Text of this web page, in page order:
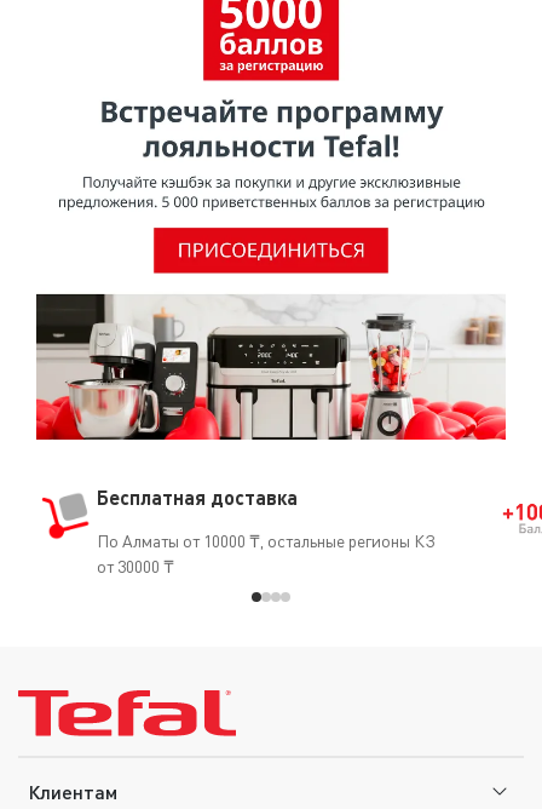
Бесплатная доставка
По Алматы от 10000 ₸, остальные регионы КЗ
от 30000 ₸
Клиентам